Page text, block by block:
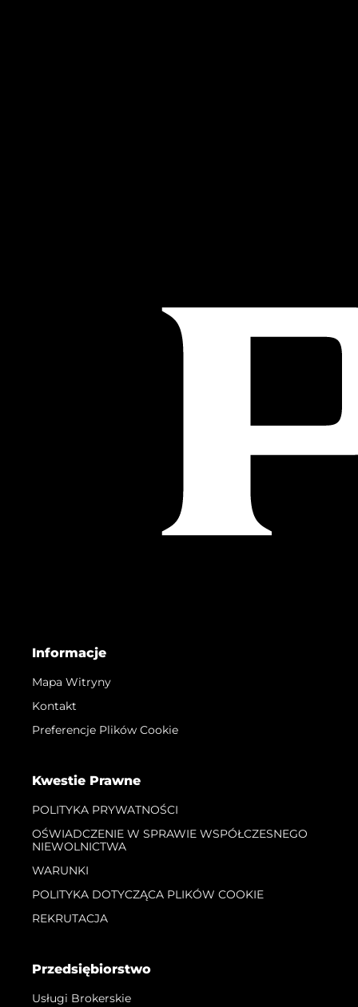
Informacje
Mapa Witryny
Kontakt
Preferencje Plików Cookie
Kwestie Prawne
POLITYKA PRYWATNOŚCI
OŚWIADCZENIE W SPRAWIE WSPÓŁCZESNEGO
NIEWOLNICTWA
WARUNKI
POLITYKA DOTYCZĄCA PLIKÓW COOKIE
REKRUTACJA
Przedsiębiorstwo
Usługi Brokerskie